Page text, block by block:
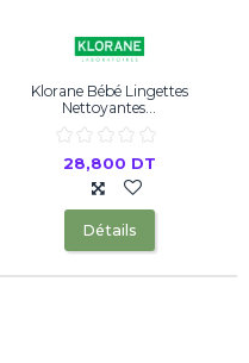
Klorane Bébé Lingettes
Nettoyantes...
28,800 DT
Détails